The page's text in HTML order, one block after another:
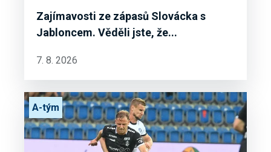
Zajímavosti ze zápasů Slovácka s
Jabloncem. Věděli jste, že...
7. 8. 2026
A-tým